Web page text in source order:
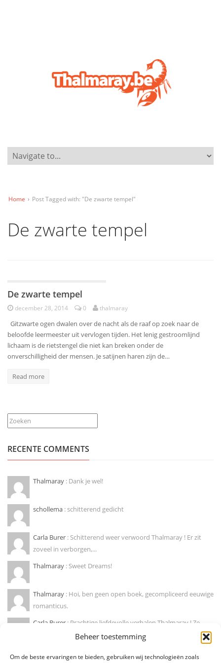
Beheer toestemming
Om de beste ervaringen te bieden, gebruiken wij technologieën zoals
Home › Post Tagged with: "De zwarte tempel"
De zwarte tempel
De zwarte tempel
december 28, 2014 0 thalmaray
Gitzwarte ogen dwalen over de nacht als de raaf op zoek naar de
beloofde leermeester uit vervlogen tijden. Het lenig gestroomlijnd
lichaam is de rietstengel die niet kan breken onder de
onverschilligheid der mensen. Je satijnen haren zijn de…
Read more
Zoeken
RECENTE COMMENTS
Thalmaray : Dank je wel!
schollema : schitterend gedicht
Carla Burer : Schitterend weer verwoord Thalmaray ! Er zit
zoveel in verborgen,...
Thalmaray : Sweet Dreams!
Thalmaray : Hoi, ben geen open boek, gecompliceerd eeuwige
romanticus.
Carla Burer : Prachtige liefdevolle verhalen Thalmaray ! Ze
doen mij wegdromen naar...